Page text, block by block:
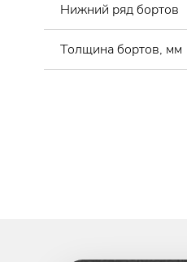
Нижний ряд бортов
Толщина бортов, мм